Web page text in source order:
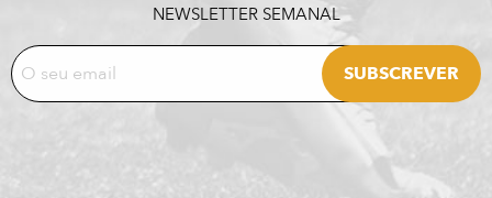
NEWSLETTER SEMANAL